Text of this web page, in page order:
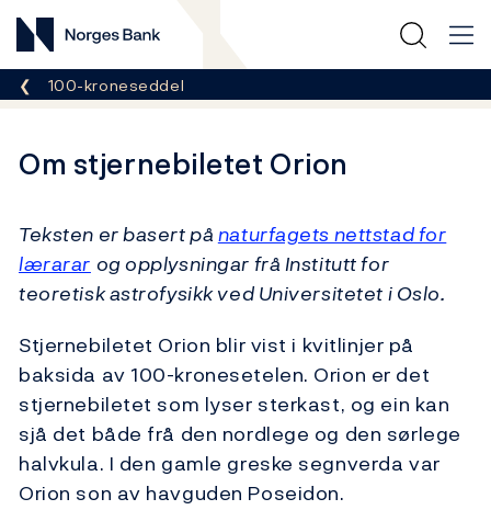
Norges Bank
Her er du nå:
100-kroneseddel
Om stjernebiletet Orion
Teksten er basert pånaturfagets nettstad for
lærarar og opplysningar frå Institutt for
teoretisk astrofysikk ved Universitetet i Oslo.
Stjernebiletet Orion blir vist i kvitlinjer på
baksida av 100-kronesetelen. Orion er det
stjernebiletet som lyser sterkast, og ein kan
sjå det både frå den nordlege og den sørlege
halvkula. I den gamle greske segnverda var
Orion son av havguden Poseidon.